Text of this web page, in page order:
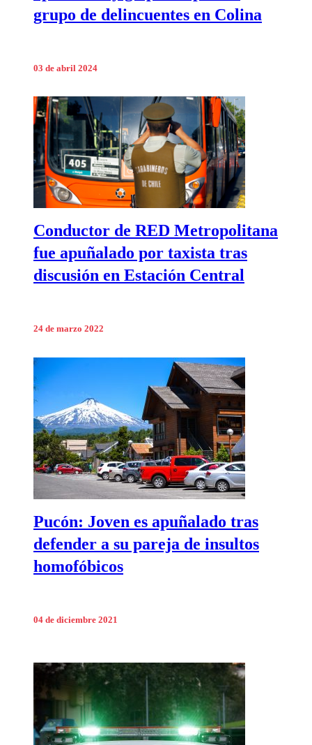
grupo de delincuentes en Colina
03 de abril 2024
Conductor de RED Metropolitana
fue apuñalado por taxista tras
discusión en Estación Central
24 de marzo 2022
Pucón: Joven es apuñalado tras
defender a su pareja de insultos
homofóbicos
04 de diciembre 2021